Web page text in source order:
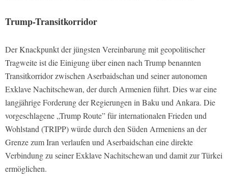
Trump-Transitkorridor
Der Knackpunkt der jüngsten Vereinbarung mit geopolitischer
Tragweite ist die Einigung über einen nach Trump benannten
Transitkorridor zwischen Aserbaidschan und seiner autonomen
Exklave Nachitschewan, der durch Armenien führt. Dies war eine
langjährige Forderung der Regierungen in Baku und Ankara. Die
vorgeschlagene „Trump Route” für internationalen Frieden und
Wohlstand (TRIPP) würde durch den Süden Armeniens an der
Grenze zum Iran verlaufen und Aserbaidschan eine direkte
Verbindung zu seiner Exklave Nachitschewan und damit zur Türkei
ermöglichen.